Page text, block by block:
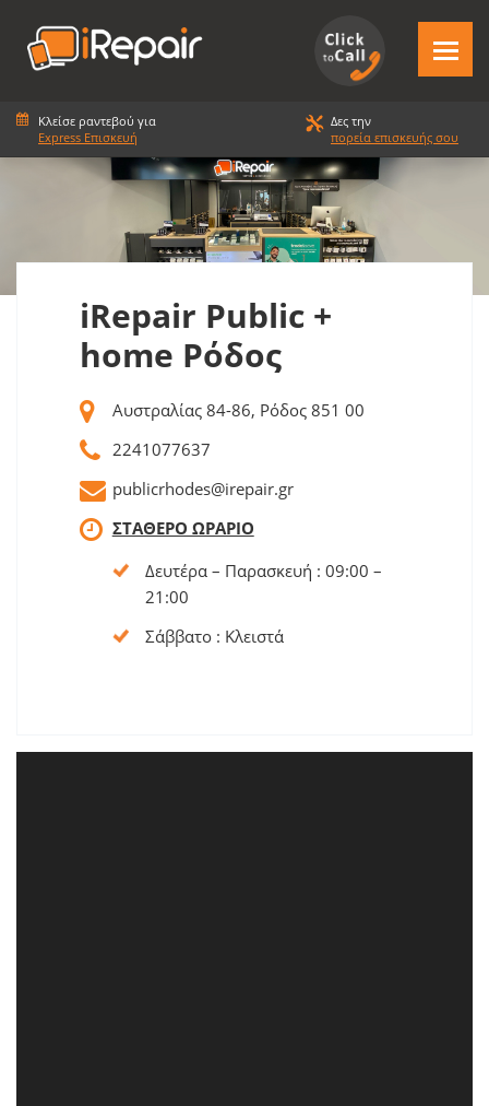
Κλείσε ραντεβού για
Express Επισκευή
Δες την
πορεία επισκευής σου
iRepair Public +
home Ρόδος
Αυστραλίας 84-86, Ρόδος 851 00
2241077637
publicrhodes@irepair.gr
ΣΤΑΘΕΡΟ ΩΡΑΡΙΟ
Δευτέρα – Παρασκευή : 09:00 –
21:00
Σάββατο : Κλειστά